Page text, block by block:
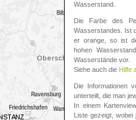
Wasserstand.
Die Farbe des
Wasserstandes. Ist
er orange, so ist
hohen
Wasserstände vor.
Siehe auch die Hilfe
Die Informationen
unterteilt, die man
In einem
Liste gezeigt,